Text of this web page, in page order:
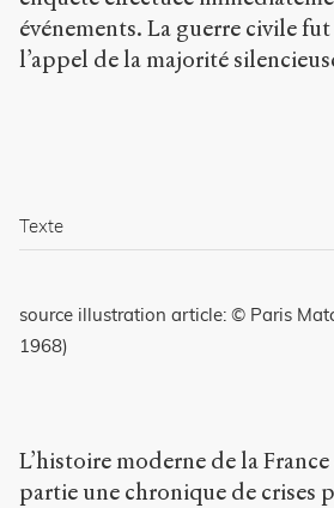
/
s
e
n
l
i
o
r
t
i
événements. La guerre civile
l’appel de la majorité
Texte
source illustration article: © Paris
1968)
L’histoire moderne de la
partie une chronique de crises